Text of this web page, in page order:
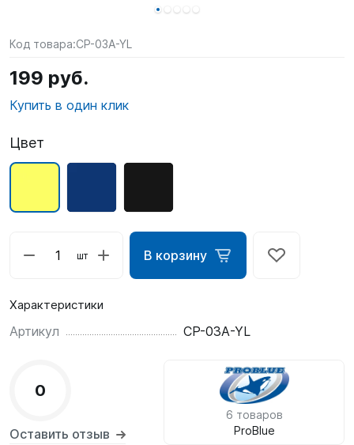
Акции
Код товара:CP-03A-YL
199 руб.
Купить в один клик
Цвет
шт В корзину
Характеристики
Артикул CP-03A-YL
0
Оставить отзыв
6 товаров
ProBlue